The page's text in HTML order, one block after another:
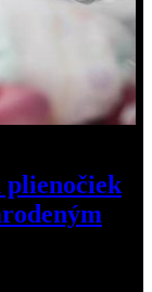
plienočiek